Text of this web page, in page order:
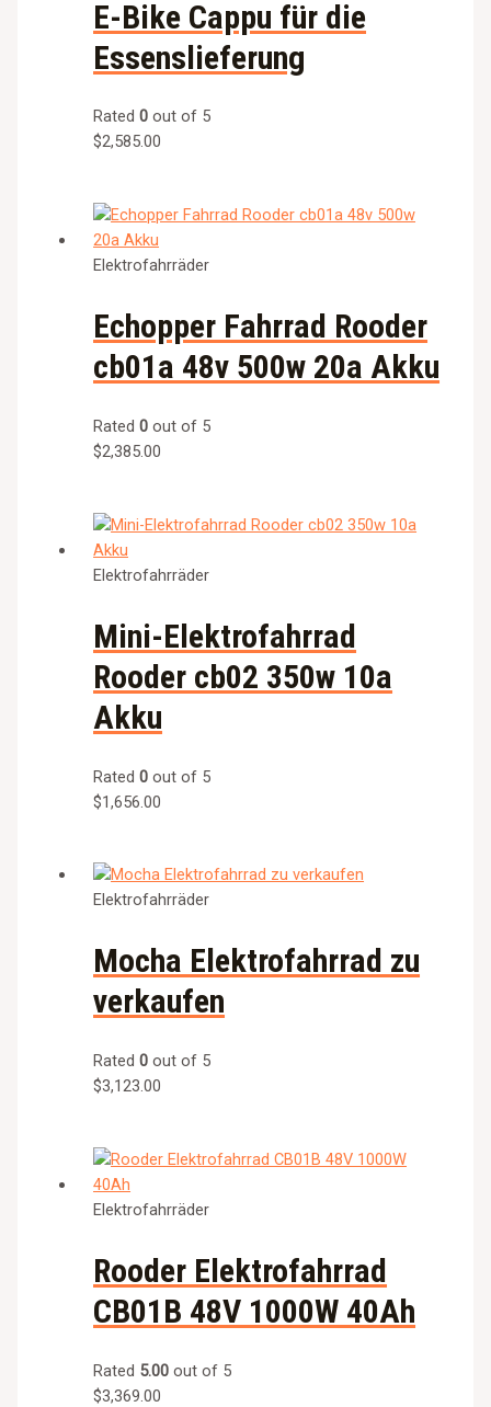
E-Bike Cappu für die
Essenslieferung
Rated0 out of 5
$2,585.00
Elektrofahrräder
Echopper Fahrrad Rooder
cb01a 48v 500w 20a Akku
Rated0 out of 5
$2,385.00
Elektrofahrräder
Mini-Elektrofahrrad
Rooder cb02 350w 10a
Akku
Rated0 out of 5
$1,656.00
Elektrofahrräder
Mocha Elektrofahrrad zu
verkaufen
Rated0 out of 5
$3,123.00
Elektrofahrräder
Rooder Elektrofahrrad
CB01B 48V 1000W 40Ah
Rated 5.00 out of 5
$3,369.00